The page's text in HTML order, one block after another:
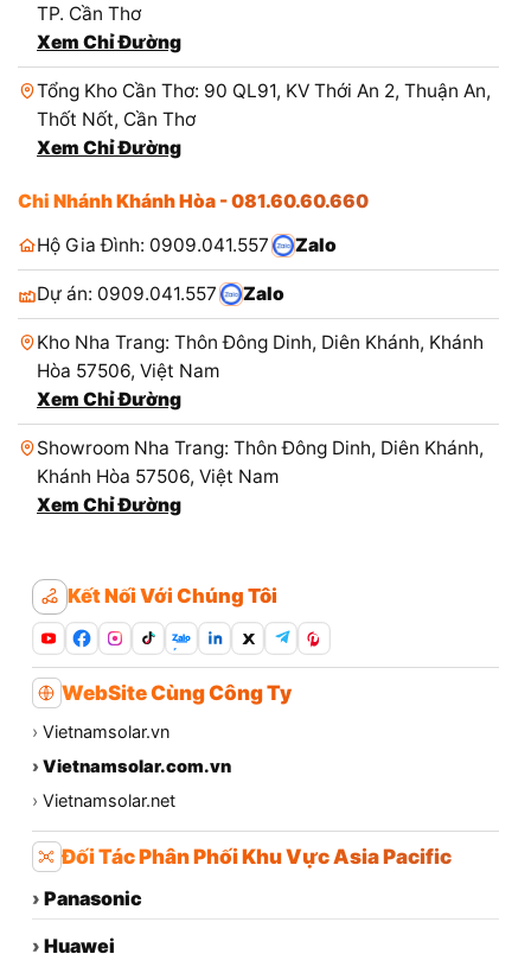
TP. Cần Thơ
Xem Chỉ Đường
Tổng Kho Cần Thơ: 90 QL91, KV Thới An 2, Thuận An,
Thốt Nốt, Cần Thơ
Xem Chỉ Đường
Chi Nhánh Khánh Hòa - 081.60.60.660
Hộ Gia Đình: 0909.041.557
Zalo
Dự án: 0909.041.557 Zalo
Kho Nha Trang: Thôn Đông Dinh, Diên Khánh, Khánh
Hòa 57506, Việt Nam
Xem Chỉ Đường
Showroom Nha Trang: Thôn Đông Dinh, Diên Khánh,
Khánh Hòa 57506, Việt Nam
Xem Chỉ Đường
Kết Nối Với Chúng Tôi
Zalo
WebSite Cùng Công Ty
› Vietnamsolar.vn
› Vietnamsolar.com.vn
› Vietnamsolar.net
Đối Tác Phân Phối Khu Vực Asia Pacific
› Panasonic
› Huawei